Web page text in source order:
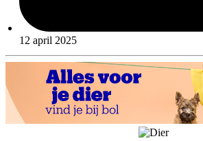
12 april 2025